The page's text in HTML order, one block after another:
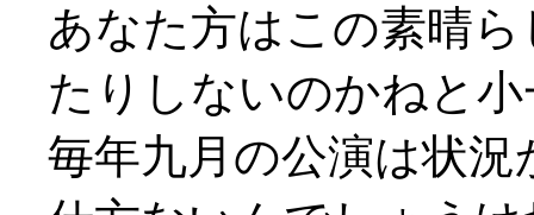
あなた方はこの素晴
たりしないのかねと小
毎年九月の公演は状